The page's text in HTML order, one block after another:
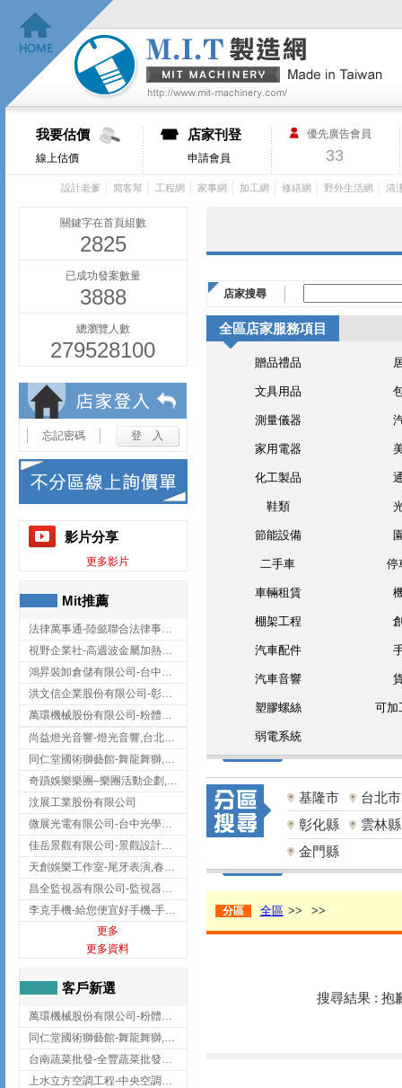
我要估價
線上估價
店家刊登
申請會員
優先廣告會員
33
設計老爹 窩客幫 工程網 家事網 加工網 修繕網 野外生活網 清
關鍵字在首頁組數
2825
已成功發案數量
3888
總瀏覽人數
279528100
忘記密碼
影片分享
更多影片
Mit推薦
法律萬事通-陸懿聯合法律事務所
視野企業社-高週波金屬加熱設備,彰化高週波金屬加熱設備
鴻昇裝卸倉儲有限公司-台中貨櫃裝卸
洪文信企業股份有限公司-彰化鋅合金鑄造,彰化五金加工,彰化五金配件
萬環機械股份有限公司-粉體塗裝設備,輸送機,輸送機設備,台南輸送機
尚益燈光音響-燈光音響,台北燈光音響,台北燈光音響出租
同仁堂國術獅藝館-舞龍舞獅,台中舞龍舞獅
奇蹟娛樂樂團–樂團活動企劃,台中樂團表演,台中婚禮樂團
汶展工業股份有限公司
微展光電有限公司-台中光學鍍膜,optical filter taiwan,台灣光學鍍膜
佳岳景觀有限公司-景觀設計公司,台北景觀設計,台北景觀工程,中山區景觀設計
天創娛樂工作室-尾牙表演,春酒表演,板橋尾牙表演
昌全監視器有限公司-監視器安裝,高雄監視器安裝,鳳山區監視器安裝
李克手機-給您便宜好手機-手機收購,屏東手機收購
更多
更多資料
客戶新選
萬環機械股份有限公司-粉體塗裝設備,輸送機,輸送機設備,台南輸送機
同仁堂國術獅藝館-舞龍舞獅,台中舞龍舞獅
台南蔬菜批發-全豐蔬菜批發專送/台南蔬菜箱宅配到府
上水立方空調工程-中央空調規劃,台北中央空調規劃
店家搜尋
全區店家服務項目
贈品禮品
文具用品
測量儀器
家用電器
化工製品
鞋類
節能設備
二手車 停
車輛租賃
棚架工程
汽車配件
汽車音響
塑膠螺絲 可加
弱電系統
基隆市
台北市
彰化縣
雲林縣
金門縣
分區 全區 >> >>
搜尋結果 : 抱